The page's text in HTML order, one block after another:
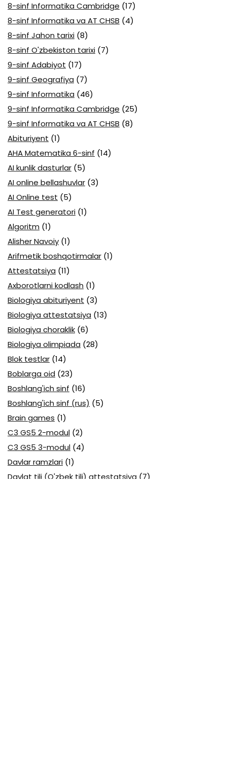
8-sinf Informatika Cambridge (17)
8-sinf Informatika va AT CHSB (4)
8-sinf Jahon tarixi (8)
8-sinf O'zbekiston tarixi (7)
9-sinf Adabiyot (17)
9-sinf Geografiya (7)
9-sinf Informatika (46)
9-sinf Informatika Cambridge (25)
9-sinf Informatika va AT CHSB (8)
Abituriyent (1)
AHA Matematika 6-sinf (14)
AI kunlik dasturlar (5)
AI online bellashuvlar (3)
AI Online test (5)
AI Test generatori (1)
Algoritm (1)
Alisher Navoiy (1)
Arifmetik boshqotirmalar (1)
Attestatsiya (11)
Axborotlarni kodlash (1)
Biologiya abituriyent (3)
Biologiya attestatsiya (13)
Biologiya choraklik (6)
Biologiya olimpiada (28)
Blok testlar (14)
Boblarga oid (23)
Boshlang'ich sinf (16)
Boshlang'ich sinf (rus) (5)
Brain games (1)
C3 GS5 2-modul (2)
C3 GS5 3-modul (4)
Davlar ramzlari (1)
Davlat tili (O'zbek tili) attestatsiya (7)